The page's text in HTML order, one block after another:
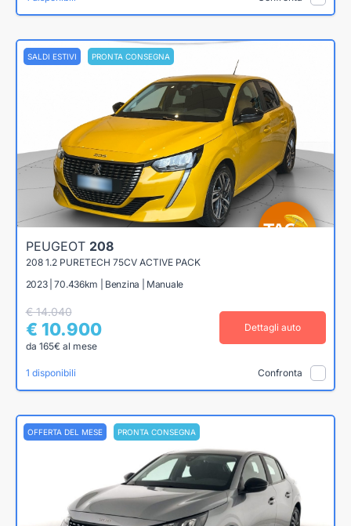
SALDI ESTIVI PRONTA CONSEGNA
PEUGEOT 208
208 1.2 PURETECH 75CV ACTIVE PACK
2023 | 70.436km | Benzina | Manuale
€ 14.040
€ 10.900
da 165€ al mese
Dettagli auto
1 disponibili Confronta
OFFERTA DEL MESE PRONTA CONSEGNA